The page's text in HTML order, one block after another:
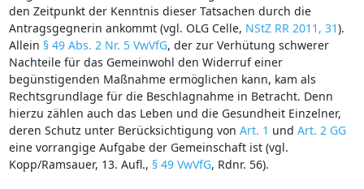
den Zeitpunkt der Kenntnis dieser Tatsachen durch die
Antragsgegnerin ankommt (vgl. OLG Celle, NStZ RR 2011, 31).
Allein § 49 Abs. 2 Nr. 5 VwVfG, der zur Verhütung schwerer
Nachteile für das Gemeinwohl den Widerruf einer
begünstigenden Maßnahme ermöglichen kann, kam als
Rechtsgrundlage für die Beschlagnahme in Betracht. Denn
hierzu zählen auch das Leben und die Gesundheit Einzelner,
deren Schutz unter Berücksichtigung von Art. 1 und Art. 2 GG
eine vorrangige Aufgabe der Gemeinschaft ist (vgl.
Kopp/Ramsauer, 13. Aufl., § 49 VwVfG, Rdnr. 56).